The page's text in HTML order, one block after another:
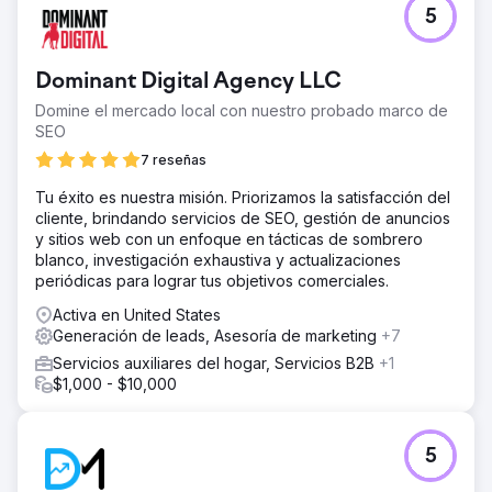
heredadas por 3x.
Ir a la página de la agencia
Dominant Digital Agency LLC
Domine el mercado local con nuestro probado marco de
SEO
7 reseñas
5
Tu éxito es nuestra misión. Priorizamos la satisfacción del
cliente, brindando servicios de SEO, gestión de anuncios
y sitios web con un enfoque en tácticas de sombrero
blanco, investigación exhaustiva y actualizaciones
periódicas para lograr tus objetivos comerciales.
Activa en United States
Generación de leads, Asesoría de marketing +7
Servicios auxiliares del hogar, Servicios B2B +1
$1,000 - $10,000
5